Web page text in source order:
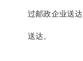
过邮政企业送
送达。